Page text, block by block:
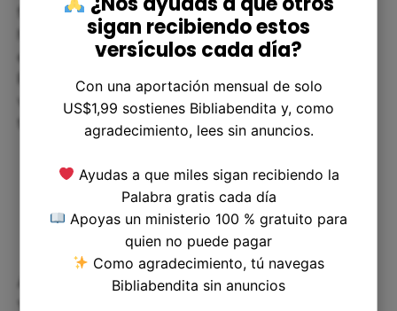
familiares. Cada uno de nosotros tiene una
historia detrás de nuestro apellido, y esa historia
es parte de lo que nos hace quiénes somos.
Podemos mirar a nuestros propios antepasados ​​y
ver cómo han moldeado nuestros valores,
tradiciones y creencias.
Aplicando el versículo en nuestras
sigan recibiendo estos
versículos cada día?
Con una aportación mensual de solo
US$1,99 sostienes Bibliabendita y, como
agradecimiento, lees sin anuncios.
Ayudas a que miles sigan recibiendo la
Palabra gratis cada día
Apoyas un ministerio 100 % gratuito para
quien no puede pagar
Como agradecimiento, tú navegas
Bibliabendita sin anuncios